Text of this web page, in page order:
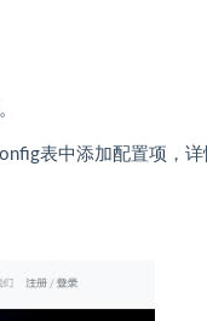
表中添加配置项，详